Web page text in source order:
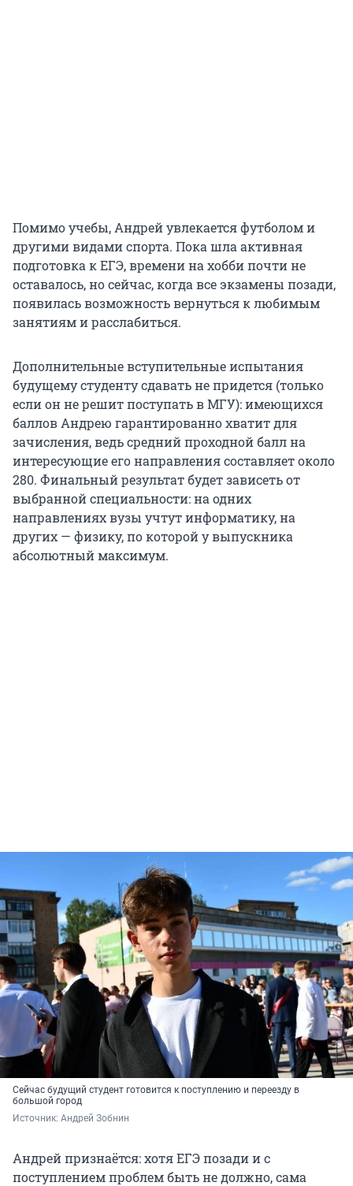
Помимо учебы, Андрей увлекается футболом и
другими видами спорта. Пока шла активная
подготовка к ЕГЭ, времени на хобби почти не
оставалось, но сейчас, когда все экзамены позади,
появилась возможность вернуться к любимым
занятиям и расслабиться.
Дополнительные вступительные испытания
будущему студенту сдавать не придется (только
если он не решит поступать в МГУ): имеющихся
баллов Андрею гарантированно хватит для
зачисления, ведь средний проходной балл на
интересующие его направления составляет около
280. Финальный результат будет зависеть от
выбранной специальности: на одних
направлениях вузы учтут информатику, на
других — физику, по которой у выпускника
абсолютный максимум.
Сейчас будущий студент готовится к поступлению и переезду в
большой город
Источник: Андрей Зобнин
Андрей признаётся: хотя ЕГЭ позади и с
поступлением проблем быть не должно, сама